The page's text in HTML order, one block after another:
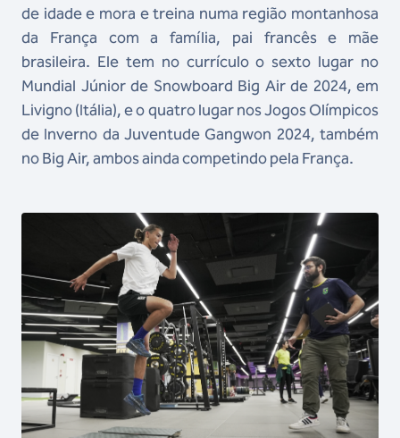
de idade e mora e treina numa região montanhosa
da França com a família, pai francês e mãe
brasileira. Ele tem no currículo o sexto lugar no
Mundial Júnior de Snowboard Big Air de 2024, em
Livigno (Itália), e o quatro lugar nos Jogos Olímpicos
de Inverno da Juventude Gangwon 2024, também
no Big Air, ambos ainda competindo pela França.